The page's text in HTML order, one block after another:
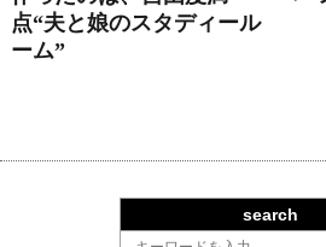
点“夫と娘のスタディール
ーム”
search